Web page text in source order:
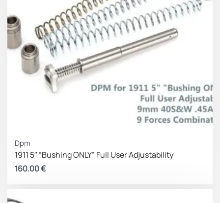
Dpm
1911 5″ “Bushing ONLY” Full User Adjustability
160.00€